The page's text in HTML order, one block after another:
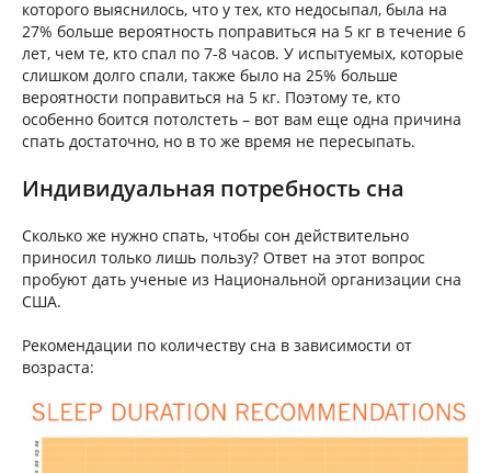
которого выяснилось, что у тех, кто недосыпал, была на
27% больше вероятность поправиться на 5 кг в течение 6
лет, чем те, кто спал по 7-8 часов. У испытуемых, которые
слишком долго спали, также было на 25% больше
вероятности поправиться на 5 кг. Поэтому те, кто
особенно боится потолстеть – вот вам еще одна причина
спать достаточно, но в то же время не пересыпать.
Индивидуальная потребность сна
Cколько же нужно спать, чтобы сон действительно
приносил только лишь пользу? Ответ на этот вопрос
пробуют дать ученые из Национальной организации сна
США.
Рекомендации по количеству сна в зависимости от
возраста: